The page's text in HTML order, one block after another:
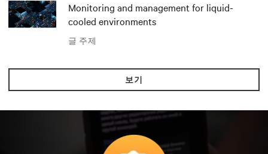
글 주제
Monitoring and management for liquid-
cooled environments
보기